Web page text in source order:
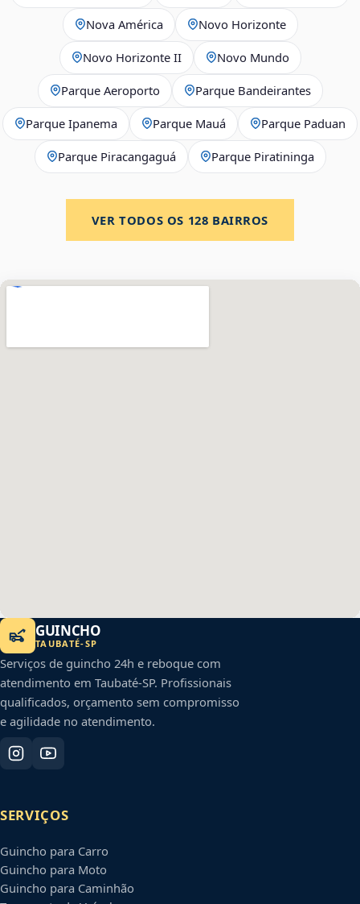
Nova América Novo Horizonte
Novo Horizonte II Novo Mundo
Parque Aeroporto Parque Bandeirantes
Parque Ipanema Parque Mauá Parque Paduan
Parque Piracangaguá Parque Piratininga
VER TODOS OS 128 BAIRROS
GUINCHO
TAUBATÉ-SP
Serviços de guincho 24h e reboque com
atendimento em Taubaté-SP. Profissionais
qualificados, orçamento sem compromisso
e agilidade no atendimento.
SERVIÇOS
Guincho para Carro
Guincho para Moto
Guincho para Caminhão